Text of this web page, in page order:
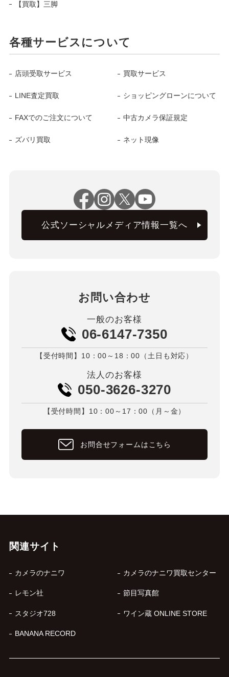
【買取】三脚
各種サービスについて
店頭受取サービス 買取サービス
LINE査定買取 ショッピングローンについて
FAXでのご注文について 中古カメラ保証規定
ズバリ買取 ネット現像
公式ソーシャルメディア情報一覧へ
お問い合わせ
一般のお客様
06-6147-7350
【受付時間】10：00～18：00（土日も対応）
法人のお客様
050-3626-3270
【受付時間】10：00～17：00（月～金）
お問合せフォームはこちら
関連サイト
カメラのナニワ カメラのナニワ買取センター
レモン社 節目写真館
スタジオ728 ワイン蔵 ONLINE STORE
BANANA RECORD